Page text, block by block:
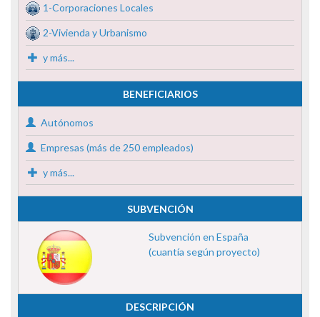
1-Corporaciones Locales
2-Vivienda y Urbanismo
y más...
BENEFICIARIOS
Autónomos
Empresas (más de 250 empleados)
y más...
SUBVENCIÓN
Subvención en España
(cuantía según proyecto)
DESCRIPCIÓN